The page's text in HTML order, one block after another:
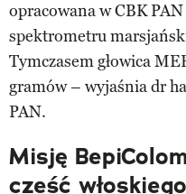
opracowana w CBK
spektrometru
Tymczasem głowica
gramów – wyjaśnia dr
PAN.
Misję
cześć